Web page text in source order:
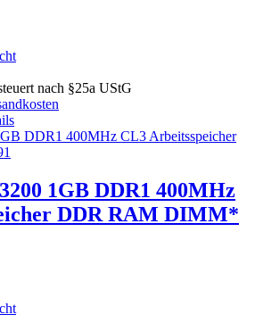
nach §25a UStG
1GB DDR1 400MHz
DDR RAM DIMM*